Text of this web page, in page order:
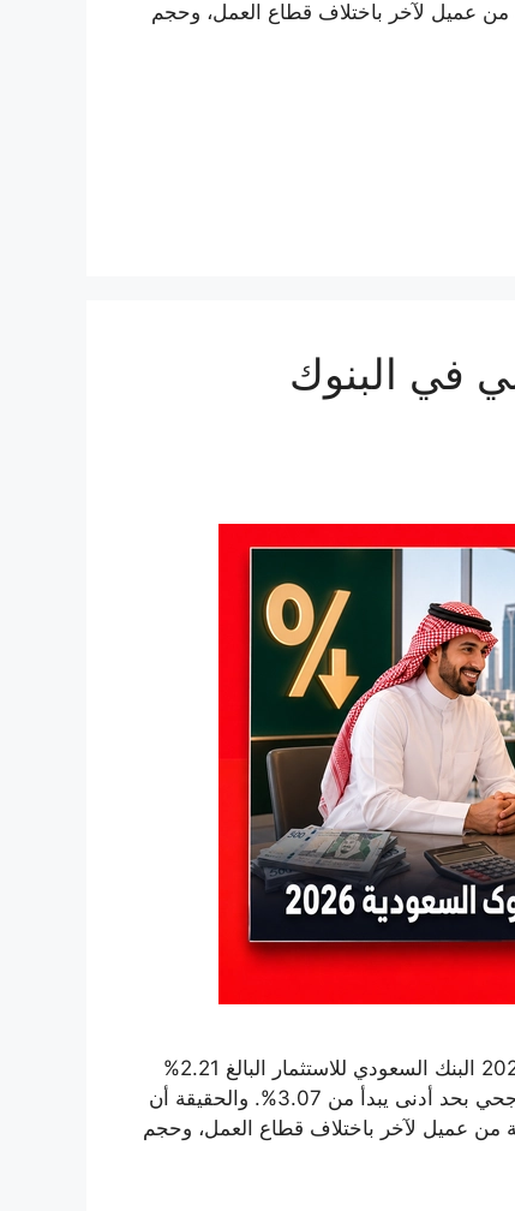
من عميل لآخر باختلاف قطاع العمل، وحجم
في البنوك
يتصدر قائمة أقل نسبة تمويل شخصي في البنوك السعودية 2026 البنك السعودي للاستثمار البالغ 2.21%
لتمويل بقيمة 100 ألف ريال لمدة 5 سنوات، يليه مصرف الراجحي بحد أدنى يبدأ من 3.07%. والحقيقة أن
من عميل لآخر باختلاف قطاع العمل، وحجم